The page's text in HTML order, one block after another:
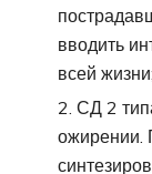
вводить
всей жизни;
СД 2
ожирении.